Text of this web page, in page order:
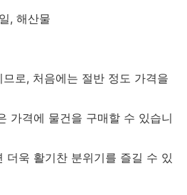
, 해산물
로, 처음에는 절반 정도 가격을
가격에 물건을 구매할 수 있습니
더욱 활기찬 분위기를 즐길 수 있